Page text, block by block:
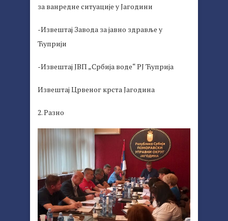
за ванредне ситуације у Јагодини
-Извештај Завода за јавно здравље у
Ћуприји
-Извештај ЈВП „Србија воде“ РЈ Ћуприја
Извештај Црвеног крста Јагодина
2. Разно